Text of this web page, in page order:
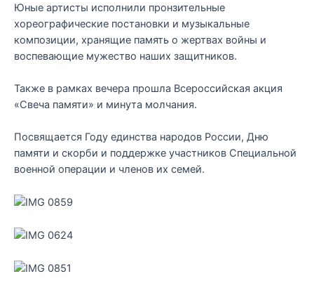
Юные артисты исполнили пронзительные
хореографические постановки и музыкальные
композиции, хранящие память о жертвах войны и
воспевающие мужество наших защитников.
Также в рамках вечера прошла Всероссийская акция
«Свеча памяти» и минута молчания.
Посвящается Году единства народов России, Дню
памяти и скорби и поддержке участников Специальной
военной операции и членов их семей.